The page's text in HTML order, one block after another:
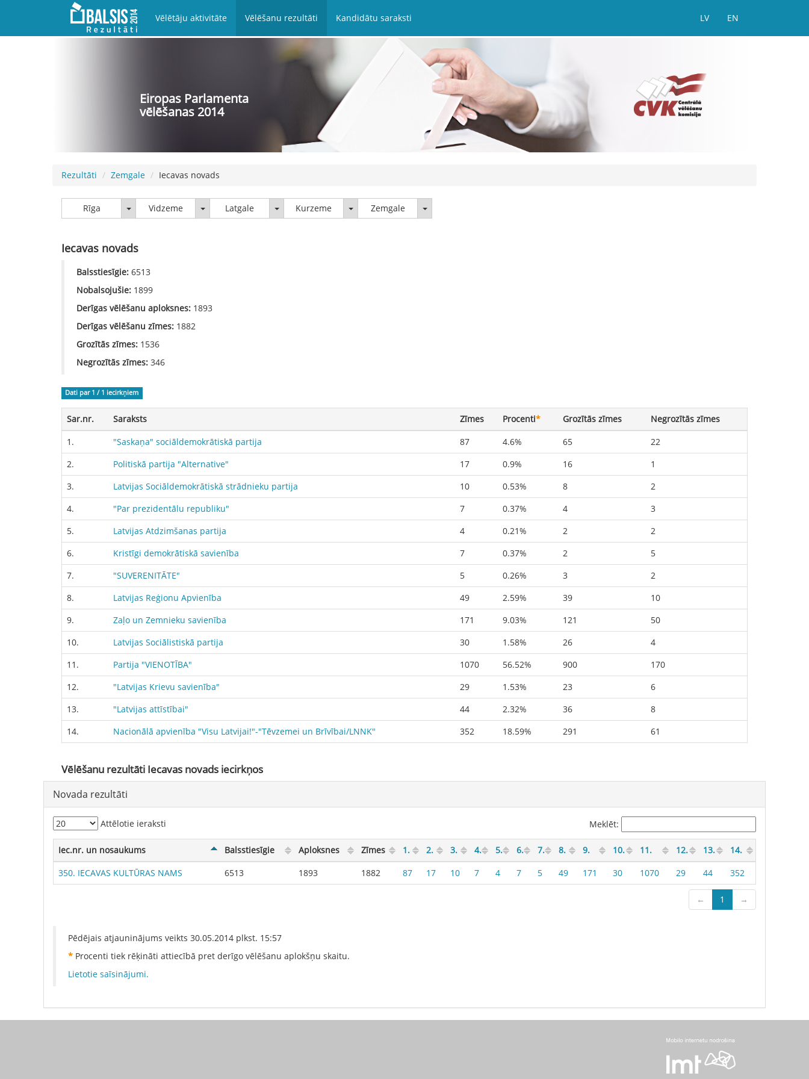
Vēlētāju aktivitāte Vēlēšanu rezultāti Kandidātu saraksti LV EN
Eiropas Parlamenta
vēlēšanas 2014
Rezultāti Zemgale Iecavas novads
Rīga Rīga Vidzeme VidzemeLatgale LatgaleKurzeme KurzemeZemgale Zemgale
Iecavas novads
Balsstiesīgie: 6513
Nobalsojušie: 1899
Derīgas vēlēšanu aploksnes: 1893
Derīgas vēlēšanu zīmes: 1882
Grozītās zīmes: 1536
Negrozītās zīmes: 346
Dati par 1 / 1 iecirkņiem
Sar.nr. Saraksts Zīmes Procenti* Grozītās zīmes
Negrozītās zīmes
1.
"Saskaņa" sociāldemokrātiskā partija 87 4.6% 65
22
2.
Politiskā partija "Alternative" 17 0.9% 16
1
3.
Latvijas Sociāldemokrātiskā strādnieku partija 10 0.53% 8
2
4.
"Par prezidentālu republiku" 7 0.37% 4
3
5.
Latvijas Atdzimšanas partija 4 0.21% 2
2
6.
Kristīgi demokrātiskā savienība 7 0.37% 2
5
7.
"SUVERENITĀTE" 5 0.26% 3
2
8.
Latvijas Reģionu Apvienība 49 2.59% 39
10
9.
Zaļo un Zemnieku savienība 171 9.03% 121
50
10.
Latvijas Sociālistiskā partija 30 1.58% 26
4
11.
Partija "VIENOTĪBA" 1070 56.52% 900
170
12.
"Latvijas Krievu savienība" 29 1.53% 23
6
13.
"Latvijas attīstībai" 44 2.32% 36
8
14.
Nacionālā apvienība "Visu Latvijai!"-"Tēvzemei un Brīvībai/LNNK" 352 18.59% 291 61
Vēlēšanu rezultāti Iecavas novads iecirkņos
Novada rezultāti
Attēlotie ieraksti Meklēt:
Iec.nr. un nosaukums Balsstiesīgie Aploksnes Zīmes 1. 2. 3. 4. 5. 6. 7. 8. 9. 10. 11. 12. 13.
14.
350. IECAVAS KULTŪRAS NAMS
6513 1893 1882 87 17 10 7 4 7 5 49 171 30 1070 29 44 352
← 1 →
Pēdējais atjauninājums veikts 30.05.2014 plkst. 15:57
* Procenti tiek rēķināti attiecībā pret derīgo vēlēšanu aplokšņu skaitu.
Lietotie saīsinājumi.